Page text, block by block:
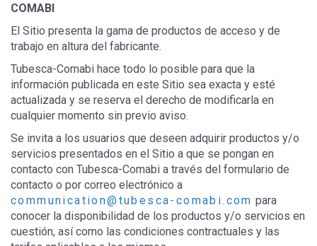
COMABI
El Sitio presenta la gama de productos de acceso y de
trabajo en altura del fabricante.
Tubesca-Comabi hace todo lo posible para que la
información publicada en este Sitio sea exacta y esté
actualizada y se reserva el derecho de modificarla en
cualquier momento sin previo aviso.
Se invita a los usuarios que deseen adquirir productos y/o
servicios presentados en el Sitio a que se pongan en
contacto con Tubesca-Comabi a través del formulario de
contacto o por correo electrónico a
communication@tubesca-comabi.com para
conocer la disponibilidad de los productos y/o servicios en
cuestión, así como las condiciones contractuales y las